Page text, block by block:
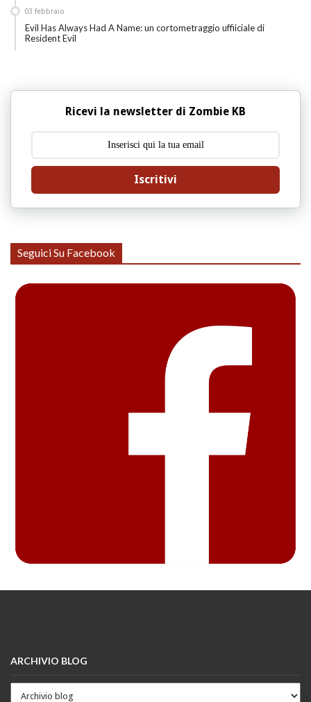
Evil Has Always Had A Name: un cortometraggio uffiiciale di
Resident Evil
03 febbraio
Ricevi la newsletter di Zombie KB
Iscritivi
Seguici Su Facebook
ARCHIVIO BLOG